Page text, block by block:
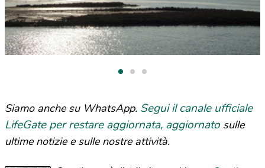
Siamo anche su WhatsApp. Segui il canale ufficiale
LifeGate per restare aggiornata, aggiornato sulle
ultime notizie e sulle nostre attività.